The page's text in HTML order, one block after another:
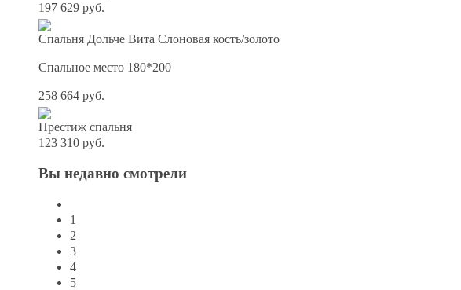
197 629 руб.
Спальня Дольче Вита Слоновая кость/золото
Спальное место 180*200
258 664 руб.
Престиж спальня
123 310 руб.
Вы недавно смотрели
1
2
3
4
5